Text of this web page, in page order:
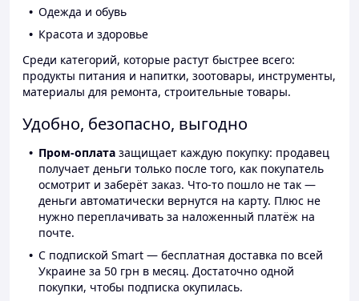
Одежда и обувь
Красота и здоровье
Среди категорий, которые растут быстрее всего:
продукты питания и напитки, зоотовары, инструменты,
материалы для ремонта, строительные товары.
Удобно, безопасно, выгодно
Пром-оплата защищает каждую покупку: продавец
получает деньги только после того, как покупатель
осмотрит и заберёт заказ. Что-то пошло не так —
деньги автоматически вернутся на карту. Плюс не
нужно переплачивать за наложенный платёж на
почте.
С подпиской Smart — бесплатная доставка по всей
Украине за 50 грн в месяц. Достаточно одной
покупки, чтобы подписка окупилась.